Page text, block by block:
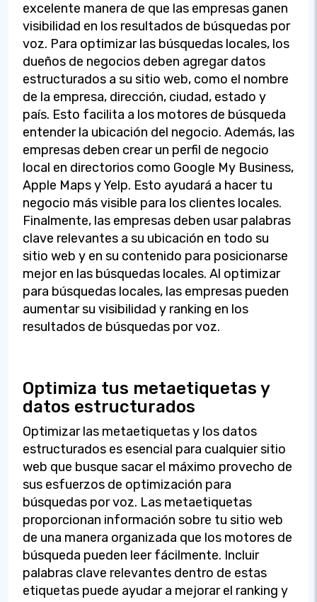
excelente manera de que las empresas ganen
visibilidad en los resultados de búsquedas por
voz. Para optimizar las búsquedas locales, los
dueños de negocios deben agregar datos
estructurados a su sitio web, como el nombre
de la empresa, dirección, ciudad, estado y
país. Esto facilita a los motores de búsqueda
entender la ubicación del negocio. Además, las
empresas deben crear un perfil de negocio
local en directorios como Google My Business,
Apple Maps y Yelp. Esto ayudará a hacer tu
negocio más visible para los clientes locales.
Finalmente, las empresas deben usar palabras
clave relevantes a su ubicación en todo su
sitio web y en su contenido para posicionarse
mejor en las búsquedas locales. Al optimizar
para búsquedas locales, las empresas pueden
aumentar su visibilidad y ranking en los
resultados de búsquedas por voz.
Optimiza tus metaetiquetas y
datos estructurados
Optimizar las metaetiquetas y los datos
estructurados es esencial para cualquier sitio
web que busque sacar el máximo provecho de
sus esfuerzos de optimización para
búsquedas por voz. Las metaetiquetas
proporcionan información sobre tu sitio web
de una manera organizada que los motores de
búsqueda pueden leer fácilmente. Incluir
palabras clave relevantes dentro de estas
etiquetas puede ayudar a mejorar el ranking y